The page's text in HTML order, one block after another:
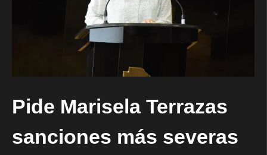
Pide Marisela Terrazas
sanciones más severas